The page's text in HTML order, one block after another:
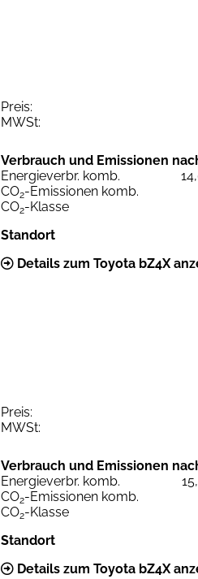
Preis:
MWSt:
Verbrauch und Emissionen
Energieverbr. komb.
CO2-Emissionen komb.
CO2-Klasse
Standort
Details zum Toyota bZ4X
Preis:
MWSt:
Verbrauch und Emissionen
Energieverbr. komb.
CO2-Emissionen komb.
CO2-Klasse
Standort
Details zum Toyota bZ4X